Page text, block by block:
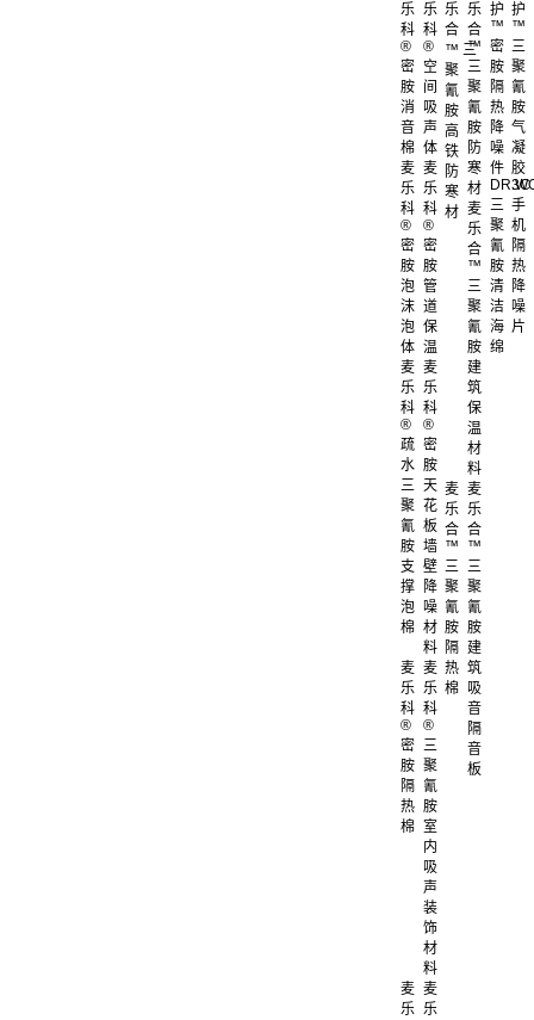
乐
科
®
密
胺
消
音
棉
乐
科
®
空
间
吸
声
体
麦
乐
科
®
密
胺
泡
沫
泡
体
麦
乐
科
®
密
胺
管
道
保
温
麦
乐
科
®
疏
水
三
聚
氰
胺
支
撑
泡
棉
麦
乐
科
®
密
胺
天
花
板
墙
壁
降
噪
材
料
麦
乐
科
®
密
胺
隔
热
棉
麦
乐
科
®
三
聚
氰
胺
室
内
吸
声
装
饰
材
料
麦
乐
麦
乐
乐
合
™ 三
聚
氰
胺
高
铁
防
寒
材
乐
合
™
三
聚
氰
胺
防
寒
材
麦
乐
合
™
三
聚
氰
胺
建
筑
保
温
材
料
麦
乐
合
™
三
聚
氰
胺
隔
热
棉
麦
乐
合
™
三
聚
氰
胺
建
筑
吸
音
隔
音
板
护
™
密
胺
隔
热
降
噪
件
护
™
三
聚
氰
胺
气
凝
胶
三
聚
氰
胺
清
洁
海
绵
3C
手
机
隔
热
降
噪
片